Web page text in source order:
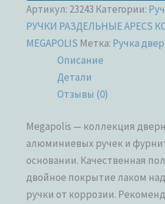
Артикул: 23243 Категории:
РУЧКИ РАЗДЕЛЬНЫЕ APECS
MEGAPOLIS Метка: Ручка
Описание
Детали
Отзывы (0)
Megapolis — коллекция
алюминиевых ручек и
основании. Качественная
двойное покрытие лаком
ручки от коррозии.